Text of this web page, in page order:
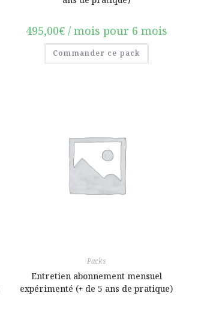
495,00€ / mois pour 6 mois
Commander ce pack
Packs
Entretien abonnement mensuel
expérimenté (+ de 5 ans de pratique)